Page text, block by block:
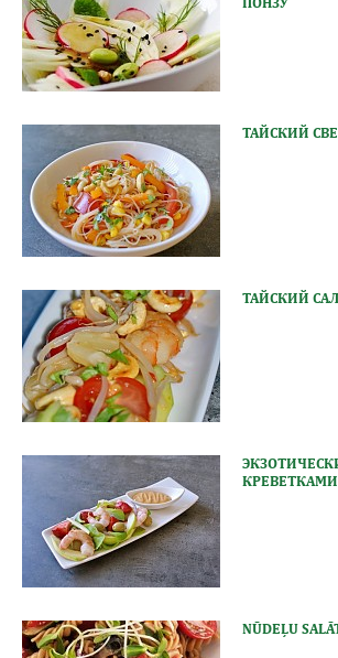
ТАЙСКИЙ
ТАЙСКИЙ
КРЕВЕТКАМИ
NŪDEĻU